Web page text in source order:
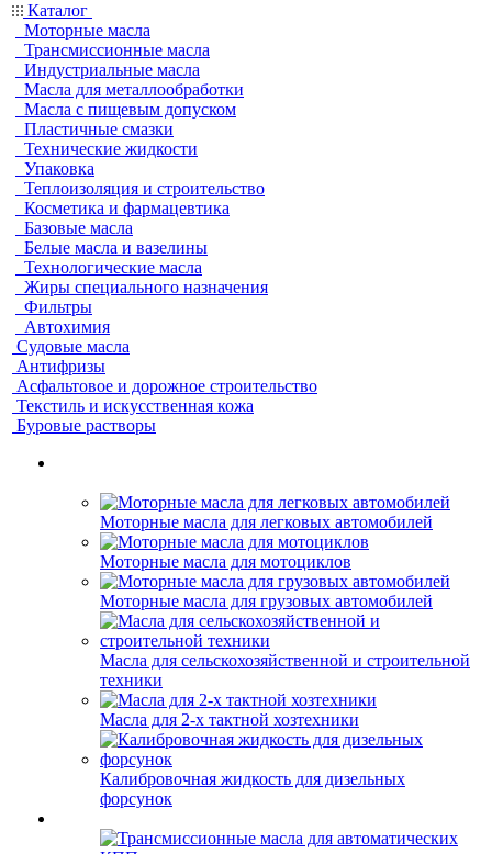
Каталог
Моторные масла
Трансмиссионные масла
Индустриальные масла
Масла для металлообработки
Масла с пищевым допуском
Пластичные смазки
Технические жидкости
Упаковка
Теплоизоляция и строительство
Косметика и фармацевтика
Базовые масла
Белые масла и вазелины
Технологические масла
Жиры специального назначения
Фильтры
Автохимия
Судовые масла
Антифризы
Асфальтовое и дорожное строительство
Текстиль и искусственная кожа
Буровые растворы
Моторные масла для легковых автомобилей
Моторные масла для мотоциклов
Моторные масла для грузовых автомобилей
Масла для сельскохозяйственной и строительной
техники
Масла для 2-х тактной хозтехники
Калибровочная жидкость для дизельных
форсунок